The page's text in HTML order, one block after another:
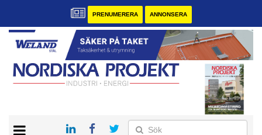
PRENUMERERA ANNONSERA